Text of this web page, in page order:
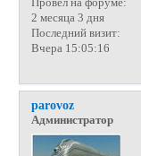
Провел на форуме:
2 месяца 3 дня
Последний визит:
Вчера 15:05:16
parovoz
Администратор